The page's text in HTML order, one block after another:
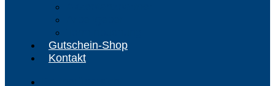
Gutschein-Shop
Kontakt